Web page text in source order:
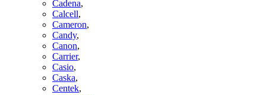
Cadena,
Calcell,
Cameron,
Candy,
Canon,
Carrier,
Casio,
Caska,
Centek,